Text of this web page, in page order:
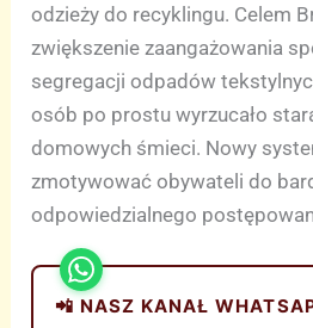
odzieży do recyklingu. Celem
zwiększenie zaangażowania
segregacji odpadów
osób po prostu wyrzucało
domowych śmieci. Nowy
zmotywować obywateli do
odpowiedzialnego
📲 NASZ KANAŁ